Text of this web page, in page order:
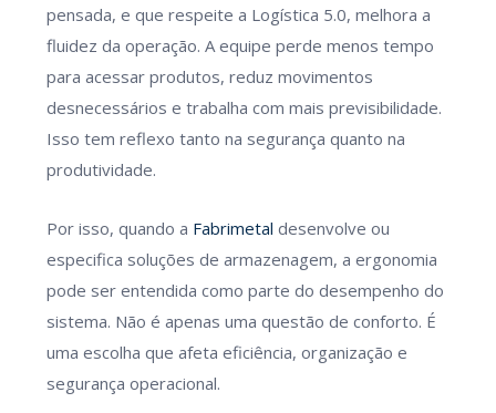
pensada, e que respeite a Logística 5.0, melhora a
fluidez da operação. A equipe perde menos tempo
para acessar produtos, reduz movimentos
desnecessários e trabalha com mais previsibilidade.
Isso tem reflexo tanto na segurança quanto na
produtividade.
Por isso, quando a Fabrimetal desenvolve ou
especifica soluções de armazenagem, a ergonomia
pode ser entendida como parte do desempenho do
sistema. Não é apenas uma questão de conforto. É
uma escolha que afeta eficiência, organização e
segurança operacional.